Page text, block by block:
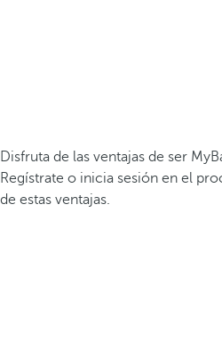
Disfruta de las ventajas de ser
Regístrate o inicia sesión en el
de estas ventajas.